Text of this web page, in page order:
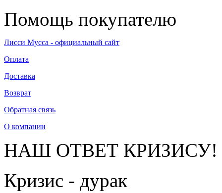
Помощь покупателю
Лисси Мусса - официальный сайт
Оплата
Доставка
Возврат
Обратная связь
О компании
НАШ ОТВЕТ КРИЗИСУ!
Кризис - дурак